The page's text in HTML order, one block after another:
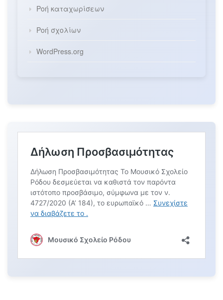
Ροή καταχωρίσεων
Ροή σχολίων
WordPress.org